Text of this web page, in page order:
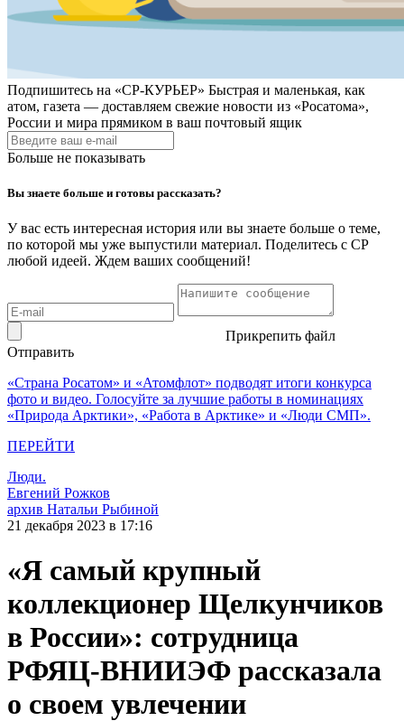
Подпишитесь на «СР-КУРЬЕР» Быстрая и маленькая, как
атом, газета — доставляем свежие новости из «Росатома»,
России и мира прямиком в ваш почтовый ящик
Больше не показывать
Вы знаете больше и готовы рассказать?
У вас есть интересная история или вы знаете больше о теме,
по которой мы уже выпустили материал. Поделитесь с СР
любой идеей. Ждем ваших сообщений!
Прикрепить файл
Отправить
«Страна Росатом» и «Атомфлот» подводят итоги конкурса
фото и видео. Голосуйте за лучшие работы в номинациях
«Природа Арктики», «Работа в Арктике» и «Люди СМП».
ПЕРЕЙТИ
Люди.
Евгений Рожков
архив Натальи Рыбиной
21 декабря 2023 в 17:16
«Я самый крупный
коллекционер Щелкунчиков
в России»: сотрудница
РФЯЦ-ВНИИЭФ рассказала
о своем увлечении